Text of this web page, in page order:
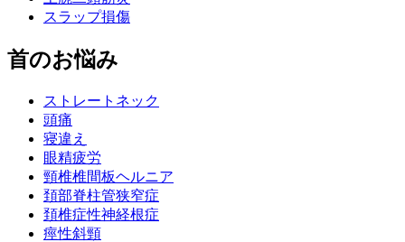
スラップ損傷
首のお悩み
ストレートネック
頭痛
寝違え
眼精疲労
頸椎椎間板ヘルニア
頚部脊柱管狭窄症
頚椎症性神経根症
痙性斜頸